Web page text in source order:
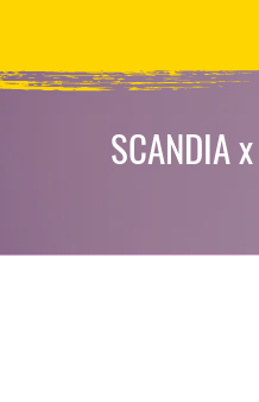
SCANDIA x